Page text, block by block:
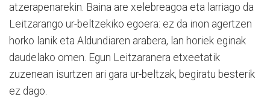
atzerapenarekin. Baina are xelebreagoa eta larriago da
Leitzarango ur-beltzekiko egoera: ez da inon agertzen
horko lanik eta Aldundiaren arabera, lan horiek eginak
daudelako omen. Egun Leitzaranera etxeetatik
zuzenean isurtzen ari gara ur-beltzak, begiratu besterik
ez dago.